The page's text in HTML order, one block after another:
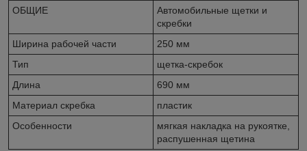
ОБЩИЕ
Автомобильные щетки и
скребки
Ширина рабочей части
250 мм
Тип
щетка-скребок
Длина
690 мм
Материал скребка
пластик
Особенности
мягкая накладка на рукоятке,
распушенная щетина